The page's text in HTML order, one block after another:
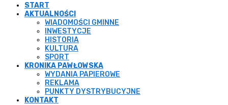
START
AKTUALNOŚCI
WIADOMOŚCI GMINNE
INWESTYCJE
HISTORIA
KULTURA
SPORT
KRONIKA PAWŁOWSKA
WYDANIA PAPIEROWE
REKLAMA
PUNKTY DYSTRYBUCYJNE
KONTAKT